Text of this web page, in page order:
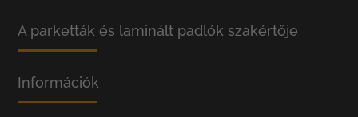
A parketták és laminált padlók szakértője
Információk